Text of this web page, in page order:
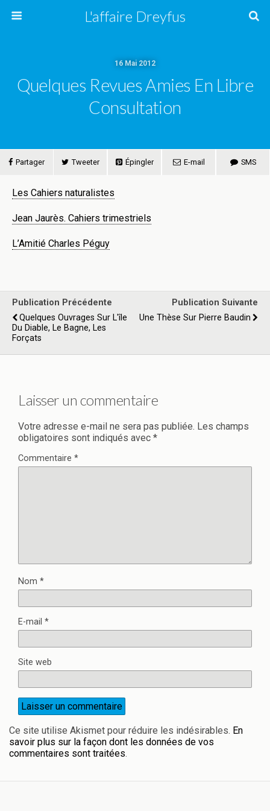
L'affaire Dreyfus
16 Mai 2012
Quelques Revues Amies En Libre
Consultation
Partager Tweeter Épingler E-mail SMS
Les Cahiers naturalistes
Jean Jaurès. Cahiers trimestriels
L’Amitié Charles Péguy
Publication Précédente
Quelques Ouvrages Sur L'île
Du Diable, Le Bagne, Les
Forçats
Publication Suivante
Une Thèse Sur Pierre Baudin
Laisser un commentaire
Votre adresse e-mail ne sera pas publiée. Les champs
obligatoires sont indiqués avec *
Commentaire *
Nom *
E-mail *
Site web
Ce site utilise Akismet pour réduire les indésirables. En
savoir plus sur la façon dont les données de vos
commentaires sont traitées.